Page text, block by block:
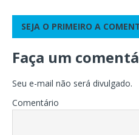
SEJA O PRIMEIRO A
Faça um
Seu e-mail não será divulgado.
Comentário